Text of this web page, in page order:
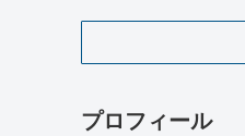
プロフィール